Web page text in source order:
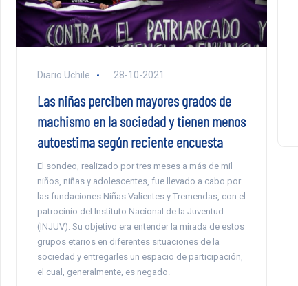
Diario Uchile 28-10-2021
Las niñas perciben mayores grados de
machismo en la sociedad y tienen menos
autoestima según reciente encuesta
El sondeo, realizado por tres meses a más de mil
niños, niñas y adolescentes, fue llevado a cabo por
las fundaciones Niñas Valientes y Tremendas, con el
patrocinio del Instituto Nacional de la Juventud
(INJUV). Su objetivo era entender la mirada de estos
grupos etarios en diferentes situaciones de la
sociedad y entregarles un espacio de participación,
el cual, generalmente, es negado.